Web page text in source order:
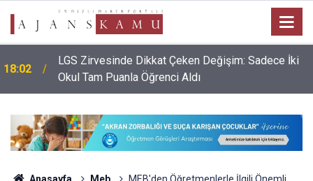
18:02
LGS Zirvesinde Dikkat Çeken Değişim: Sadece İki
Okul Tam Puanla Öğrenci Aldı
Anasayfa Meb
MEB'den Öğretmenlerle İlgili Önemli